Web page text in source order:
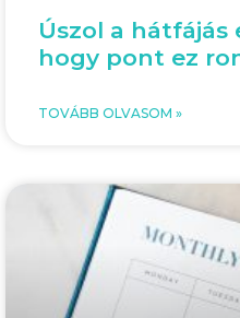
Úszol a hátfájás
hogy pont ez
TOVÁBB OLVASOM »